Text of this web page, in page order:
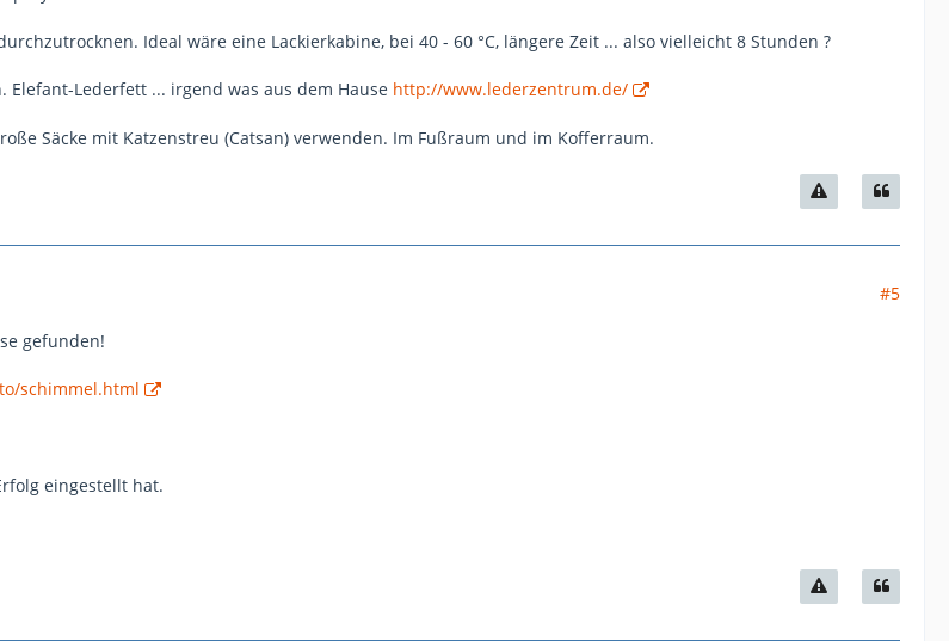
Ideal wäre eine Lackierkabine, bei 40 - 60 °C, längere Zeit ... also vielleicht 8 Stunden ?
Lederfett ... irgend was aus dem Hause http://www.lederzentrum.de/
Säcke mit Katzenstreu (Catsan) verwenden. Im Fußraum und im Kofferraum.
#5
gefunden!
schimmel.html
eingestellt hat.